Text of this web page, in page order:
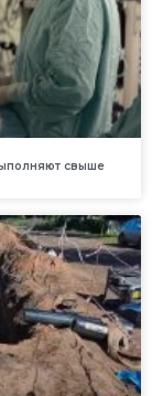
свыше